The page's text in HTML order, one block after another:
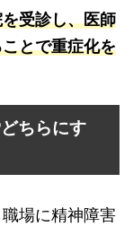
受診し、医師
とで重症化を
ちらにす
場に精神障害